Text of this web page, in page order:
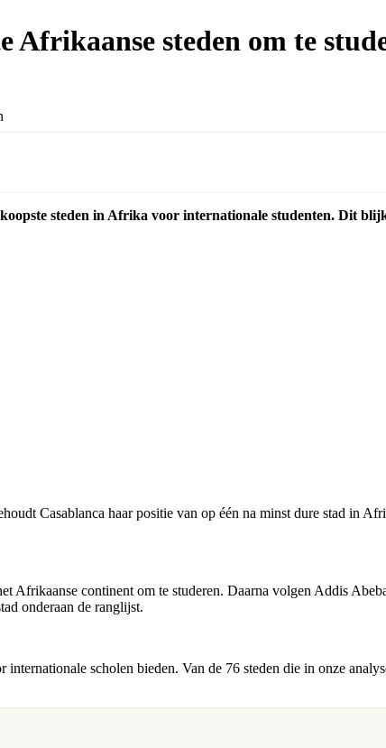
Afrikaanse steden om te
steden in Afrika voor internationale studenten. Dit
Casablanca haar positie van op één na minst dure stad in
Afrikaanse continent om te studeren. Daarna volgen Addis
onderaan de ranglijst.
scholen bieden. Van de 76 steden die in onze